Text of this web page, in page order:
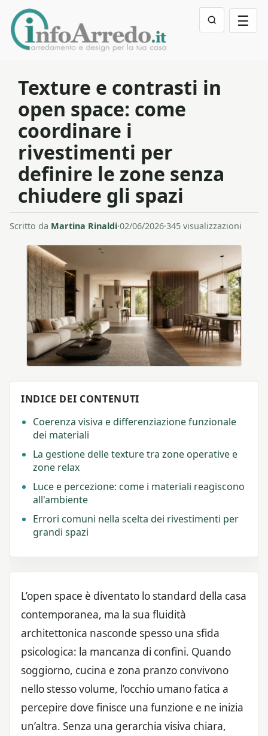
☰
Texture e contrasti in
open space: come
coordinare i
rivestimenti per
definire le zone senza
chiudere gli spazi
Scritto da Martina Rinaldi·02/06/2026·345 visualizzazioni
INDICE DEI CONTENUTI
Coerenza visiva e differenziazione funzionale
dei materiali
La gestione delle texture tra zone operative e
zone relax
Luce e percezione: come i materiali reagiscono
all'ambiente
Errori comuni nella scelta dei rivestimenti per
grandi spazi
L’open space è diventato lo standard della casa
contemporanea, ma la sua fluidità
architettonica nasconde spesso una sfida
psicologica: la mancanza di confini. Quando
soggiorno, cucina e zona pranzo convivono
nello stesso volume, l’occhio umano fatica a
percepire dove finisce una funzione e ne inizia
un’altra. Senza una gerarchia visiva chiara,